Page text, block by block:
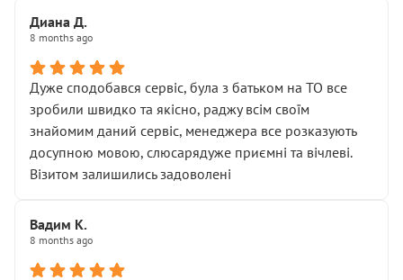
Диана Д.
8 months ago
Дуже сподобався сервіс, була з батьком на ТО все
зробили швидко та якісно, раджу всім своїм
знайомим даний сервіс, менеджера все розказують
досупною мовою, слюсарядуже приємні та вічлеві.
Візитом залишились задоволені
Вадим К.
8 months ago